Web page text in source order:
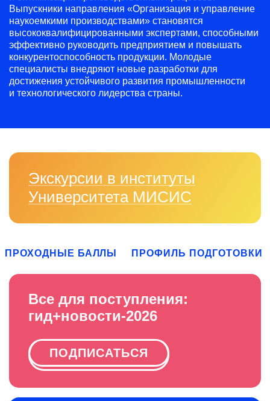
Выпускники направления «Организация и управление
наукоемкими производствами» становятся
высококвалифицированными экспертами, способными
эффективно руководить предприятием и повышать
конкурентоспособность продукции. Молодые
специалисты внедряют новые разработки для
достижения устойчивого развития промышленности
и технологического лидерства страны.
Экскурсии в институты
Университета МИСИС
ПРОХОДНЫЕ БАЛЛЫ ПРОФИЛЬ ПОДГОТОВКИ
Все для поступления:
гид+новости-2026
ПОДПИСАТЬСЯ